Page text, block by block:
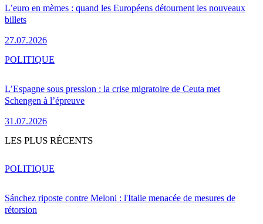
L’euro en mèmes : quand les Européens détournent les nouveaux
billets
27.07.2026
L’Espagne sous pression : la crise migratoire de Ceuta met
Schengen à l’épreuve
31.07.2026
POLITIQUE
LES PLUS RÉCENTS
Sánchez riposte contre Meloni : l'Italie menacée de mesures de
rétorsion
POLITIQUE